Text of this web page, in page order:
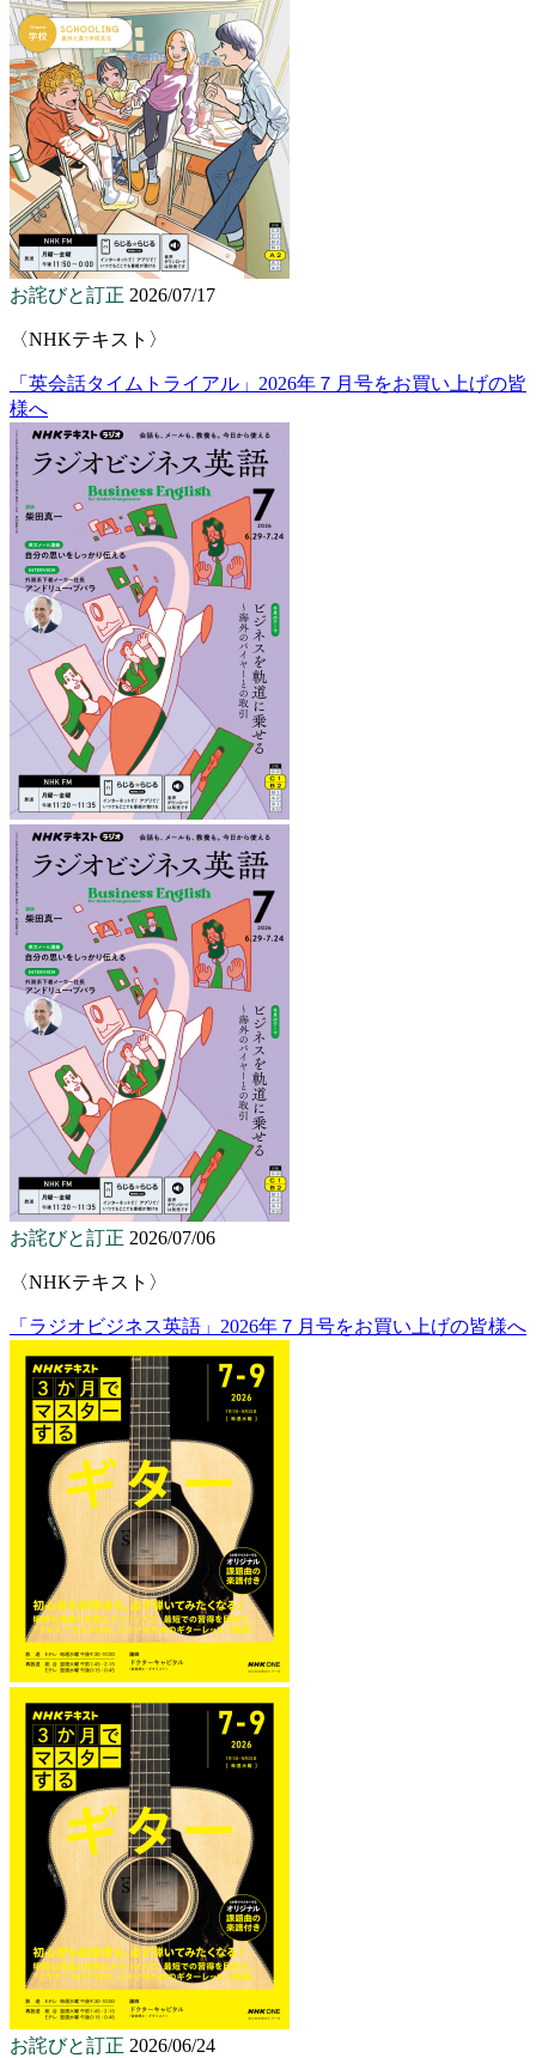
お詫びと訂正 2026/07/17
〈NHKテキスト〉
「英会話タイムトライアル」2026年７月号をお買い上げの皆
様へ
お詫びと訂正 2026/07/06
〈NHKテキスト〉
「ラジオビジネス英語」2026年７月号をお買い上げの皆様へ
お詫びと訂正 2026/06/24